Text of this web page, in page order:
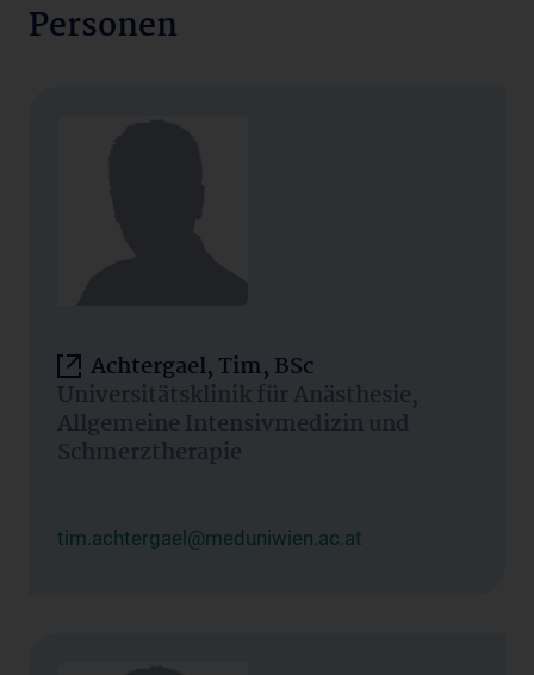
Personen
Achtergael, Tim, BSc
Universitätsklinik für Anästhesie,
Allgemeine Intensivmedizin und
Schmerztherapie
tim.achtergael@meduniwien.ac.at